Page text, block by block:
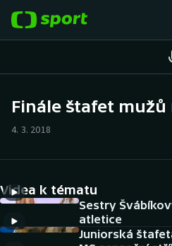
Hokej
Tenis
Atletika
Cyklistika
Finále štafet mužů
4. 3. 2018
Videa k tématu
Sestry
atletice
Juniorská